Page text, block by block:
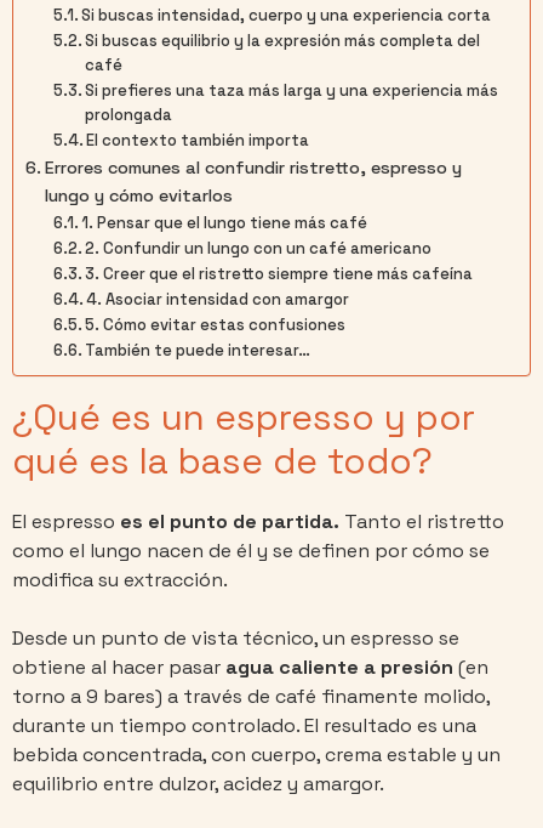
Si buscas intensidad, cuerpo y una experiencia corta
Si buscas equilibrio y la expresión más completa del
café
Si prefieres una taza más larga y una experiencia más
prolongada
El contexto también importa
Errores comunes al confundir ristretto, espresso y
lungo y cómo evitarlos
1. Pensar que el lungo tiene más café
2. Confundir un lungo con un café americano
3. Creer que el ristretto siempre tiene más cafeína
4. Asociar intensidad con amargor
5. Cómo evitar estas confusiones
También te puede interesar…
¿Qué es un espresso y por
qué es la base de todo?
El espresso es el punto de partida. Tanto el ristretto
como el lungo nacen de él y se definen por cómo se
modifica su extracción.
Desde un punto de vista técnico, un espresso se
obtiene al hacer pasar agua caliente a presión (en
torno a 9 bares) a través de café finamente molido,
durante un tiempo controlado. El resultado es una
bebida concentrada, con cuerpo, crema estable y un
equilibrio entre dulzor, acidez y amargor.